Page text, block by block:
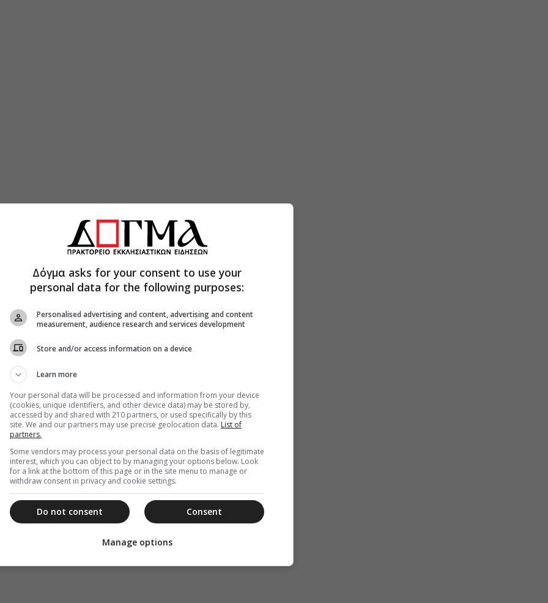
του κτιρίου του Ι.Γ.Μ.Ε. (Ινστιτούτο
που βρίσκεται στην Γ΄ είσοδο του
3 Μαίου 2014 και από τις 9.30 π.μ.
την ανάδειξη του έργου των δύο
την επίδραση που είχε η αποστολή τους
της Ευρώπης, αποκαλύπτοντας όμως
που δραστηριοποιούνται οι Άγιοι, όπως για
την Βυζαντινή διπλωματία, την ακμή των
την επίδραση της προσωπικότητος του
καθοριστικά την εποχή αυτή.
παρόμοια ημερίδα στην πόλη των Αθηνών, ο δε
με την ύπαρξη του μοναδικού ενοριακού
Μεθοδίου στην νότια Ελλάδα.
ενώ θα δοθούν και βεβαιώσεις συμμετοχής
Δόγμα asks for your consent to use your
personal data for the following purposes:
Personalised advertising and content, advertising and content
measurement, audience research and services development
Store and/or access information on a device
Learn more
Your personal data will be processed and information from your device
(cookies, unique identifiers, and other device data) may be stored by,
accessed by and shared with 210 partners, or used specifically by this
site. We and our partners may use precise geolocation data. List of
partners.
Some vendors may process your personal data on the basis of legitimate
interest, which you can object to by managing your options below. Look
for a link at the bottom of this page or in the site menu to manage or
withdraw consent in privacy and cookie settings.
Consent
Do not consent
Manage options